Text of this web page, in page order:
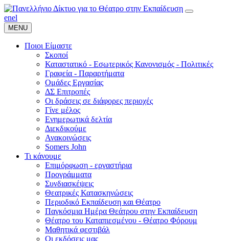
enel
MENU
Ποιοι Είμαστε
Σκοποί
Καταστατικό - Εσωτερικός Κανονισμός - Πολιτικές
Γραφεία - Παραρτήματα
Ομάδες Εργασίας
ΔΣ Επιτροπές
Οι δράσεις σε διάφορες περιοχές
Γίνε μέλος
Ενημερωτικά δελτία
Διεκδικούμε
Ανακοινώσεις
Somers John
Τι κάνουμε
Επιμόρφωση - εργαστήρια
Προγράμματα
Συνδιασκέψεις
Θεατρικές Κατασκηνώσεις
Περιοδικό Εκπαίδευση και Θέατρο
Παγκόσμια Ημέρα Θεάτρου στην Εκπαίδευση
Θέατρο του Καταπιεσμένου - Θέατρο Φόρουμ
Μαθητικά φεστιβάλ
Οι εκδόσεις μας